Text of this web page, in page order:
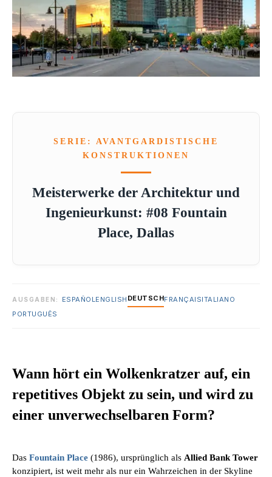
SERIE: AVANTGARDISTISCHE
KONSTRUKTIONEN
Meisterwerke der Architektur und
Ingenieurkunst: #08 Fountain
Place, Dallas
AUSGABEN: ESPAÑOLENGLISH DEUTSCHFRANÇAISITALIANO
PORTUGUÊS
Wann hört ein Wolkenkratzer auf, ein
repetitives Objekt zu sein, und wird zu
einer unverwechselbaren Form?
Das Fountain Place (1986), ursprünglich als Allied Bank Tower
konzipiert, ist weit mehr als nur ein Wahrzeichen in der Skyline